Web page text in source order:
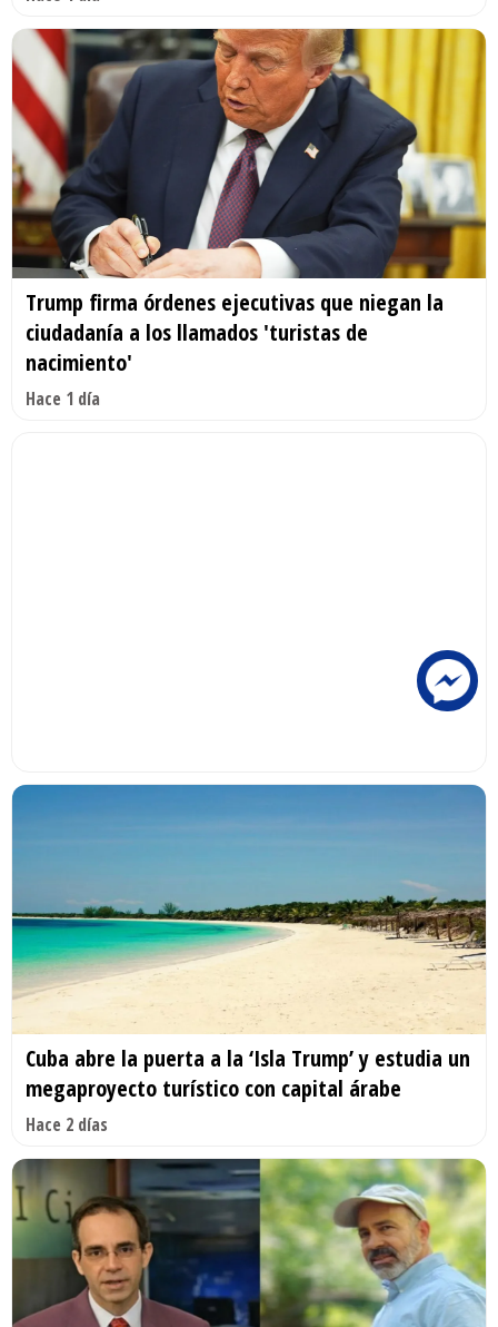
Trump firma órdenes ejecutivas que niegan la
ciudadanía a los llamados 'turistas de
nacimiento'
Hace 1 día
Cuba abre la puerta a la ‘Isla Trump’ y estudia un
megaproyecto turístico con capital árabe
Hace 2 días